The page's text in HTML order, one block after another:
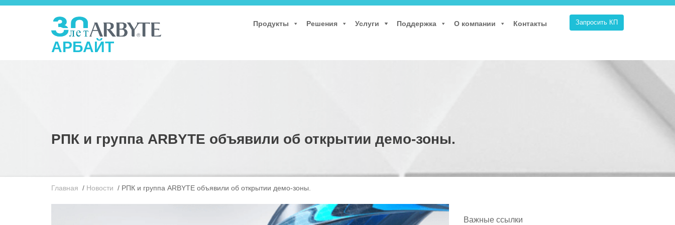
АРБАЙТ
Запросить КП
Продукты Решения Услуги Поддержка О компании Контакты
РПК и группа ARBYTE объявили об открытии демо-зоны.
Главная / Новости / РПК и группа ARBYTE объявили об открытии демо-зоны.
Важные ссылки